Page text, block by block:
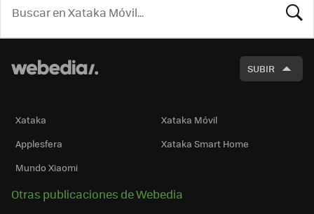
SUBIR
Xataka
Xataka Móvil
Applesfera
Xataka Smart Home
Mundo Xiaomi
Otras publicaciones de Webedia